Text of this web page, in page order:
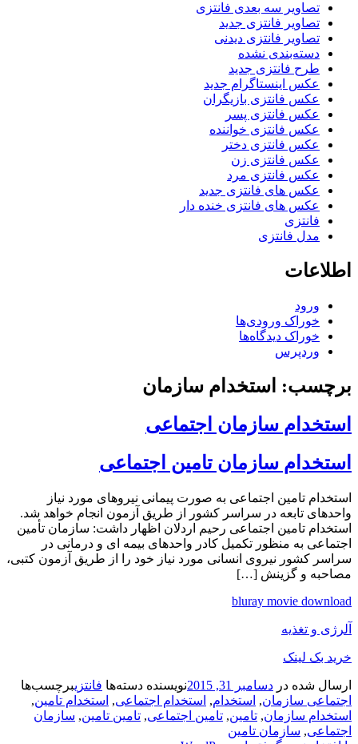
تصاویر سه بعدی فانتزی
تصاویر فانتزی جدید
تصاویر فانتزی دیدنی
دسته‌بندی نشده
طرح فانتزی جدید
عکس اینستاگرام جدید
عکس فانتزی بازیگران
عکس فانتزی پسر
عکس فانتزی خواننده
عکس فانتزی دختر
عکس فانتزی زن
عکس فانتزی مرد
عکس های فانتزی جدید
عکس های فانتزی خنده دار
فانتزی
مدل فانتزی
اطلاعات
ورود
خوراک ورودی‌ها
خوراک دیدگاه‌ها
وردپرس
برچسب: استخدام سازمان
استخدام سازمان اجتماعی
استخدام سازمان تامین اجتماعی
استخدام تامین اجتماعی به صورت پیمانی نیروهای مورد نیاز
واحدهای تابعه در سراسر کشور از طریق آزمون انجام خواهد شد.
استخدام تامین اجتماعی رحیم اردلان اظهار داشت: سازمان تأمین
اجتماعی به منظور تکمیل کادر واحدهای بیمه ای و درمانی در
سراسر کشور نیروی انسانی مورد نیاز خود را از طریق آزمون کتبی،
مصاحبه و گزینش […]
bluray movie download
آلرژی و تغذیه
خرید بک لینک
ارسال شده در دسامبر 31, 2015 نویسنده دسته‌ها فانتزیبرچسب‌ها
اجتماعی سازمان, استخدام, استخدام اجتماعی, استخدام تامین,
استخدام سازمان, تامین, تامین اجتماعی, تامین تامین, سازمان
اجتماعی, سازمان تامین